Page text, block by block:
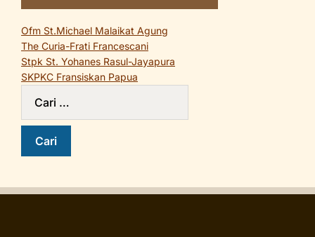
Ofm St.Michael Malaikat Agung
The Curia-Frati Francescani
Stpk St. Yohanes Rasul-Jayapura
SKPKC Fransiskan Papua